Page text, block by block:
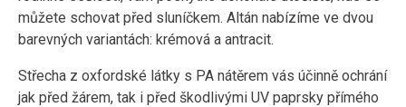
můžete schovat před sluníčkem. Altán nabízíme ve dvou
barevných variantách: krémová a antracit.
Střecha z oxfordské látky s PA nátěrem vás účinně ochrání
jak před žárem, tak i před škodlivými UV paprsky přímého